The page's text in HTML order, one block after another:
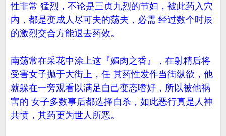
性非常 猛烈，不论是三贞九烈的节妇，被此药入穴
内，都是变成人尽可夫的荡夫，必需 经过数个时辰
的激烈交合方能退去药效。
南荡常在采花中涂上这『媚肉之香』，在射精后将
受害女子抛于大街上，任 其药性发作当街纵欲，他
就躲在一旁观看以满足自己变态嗜好，所以被他祸
害的 女子多数事后都选择自杀，如此恶行真是人神
共愤，其药更为世人所恶。